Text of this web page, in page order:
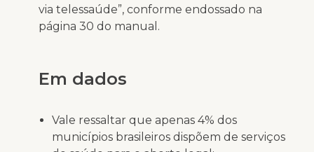
via telessaúde”, conforme endossado na
página 30 do manual.
Em dados
Vale ressaltar que apenas 4% dos
municípios brasileiros dispõem de serviços